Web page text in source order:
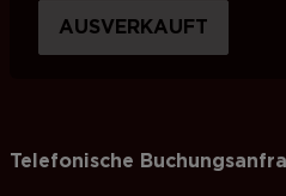
AUSVERKAUFT
Telefonische